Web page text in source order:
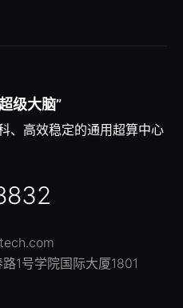
级大脑”
、高效稳定的通用超算中心
1号学院国际大厦1801